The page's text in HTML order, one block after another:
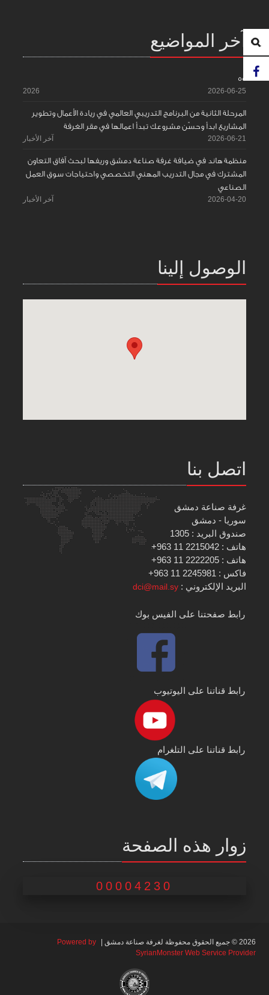
آخر المواضيع
55
2026-06-25
2026
المرحلة الثانية من البرنامج التدريبي العالمي في ريادة الأعمال وتطوير
المشاريع ابدأ وحسّن مشروعك تبدأ اعمالها في مقر الغرفة
2026-06-21 آخر الأخبار
منظمة هاند في ضيافة غرفة صناعة دمشق وريفها لبحث آفاق التعاون
المشترك في مجال التدريب المهني التخصصي واحتياجات سوق العمل
الصناعي
2026-04-20 آخر الأخبار
الوصول إلينا
اتصل بنا
غرفة صناعة دمشق
سوريا - دمشق
صندوق البريد : 1305
هاتف : 2215042 11 963+
هاتف : 2222205 11 963+
فاكس : 2245981 11 963+
البريد الإلكتروني :dci@mail.sy
رابط صفحتنا على الفيس بوك
رابط قناتنا على اليوتيوب
رابط قناتنا على التلغرام
زوار هذه الصفحة
00004230
2026 © جميع الحقوق محفوظة لغرفة صناعة دمشق |
Powered by
SyrianMonster Web Service Provider